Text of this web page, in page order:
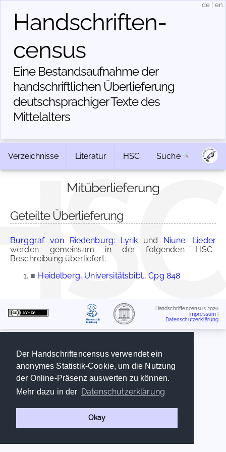
Der Handschriftencensus verwendet ein
anonymes Statistik-Cookie, um die Nutzung
der Online-Präsenz auswerten zu können.
Mehr dazu in der Datenschutzerklärung
Okay
Handschriften­
census
Eine Bestandsaufnahme der
handschriftlichen Über­lieferung
deutschsprachiger Texte des
Mittelalters
de en
Verzeichnisse Literatur HSC Suche
Mitüberlieferung
Geteilte Überlieferung
Burggraf von Riedenburg: Lyrik und Niune: Lieder
werden gemeinsam in der folgenden HSC-
Beschreibung überliefert:
■ Heidelberg, Universitätsbibl., Cpg 848
Handschriftencensus 2026
Impressum
Datenschutzerklärung